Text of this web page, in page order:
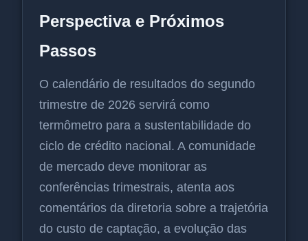
Perspectiva e Próximos
Passos
O calendário de resultados do segundo
trimestre de 2026 servirá como
termômetro para a sustentabilidade do
ciclo de crédito nacional. A comunidade
de mercado deve monitorar as
conferências trimestrais, atenta aos
comentários da diretoria sobre a trajetória
do custo de captação, a evolução das